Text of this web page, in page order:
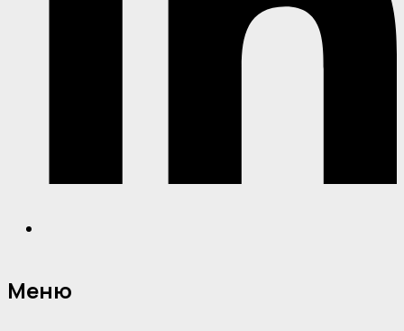
Меню